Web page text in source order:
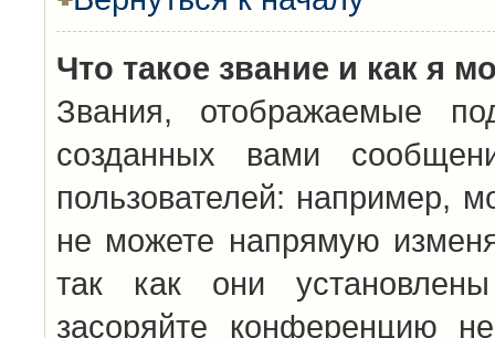
Что такое звание и как я
Звания, отображаемые
созданных вами
пользователей: например,
не можете напрямую
так как они
засоряйте конференцию